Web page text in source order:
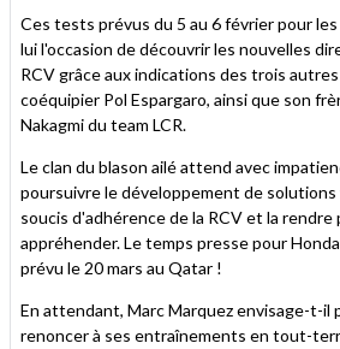
Ces tests prévus du 5 au 6 février pour
lui l'occasion de découvrir les nouvelles
RCV grâce aux indications des trois
coéquipier Pol Espargaro, ainsi que son
Nakagmi du team LCR.
Le clan du blason ailé attend avec
poursuivre le développement de solutions
soucis d'adhérence de la RCV et la rendre
appréhender. Le temps presse pour
prévu le 20 mars au Qatar !
En attendant, Marc Marquez envisage-t-il
renoncer à ses entraînements en tout-